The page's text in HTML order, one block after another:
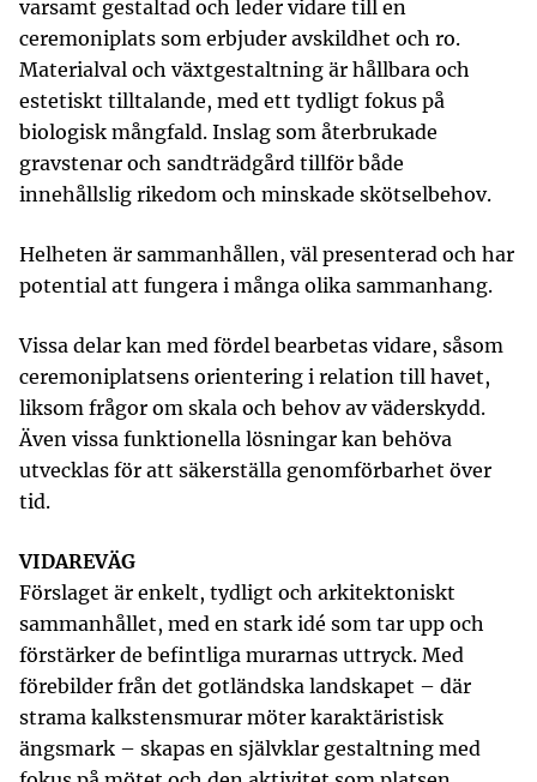
varsamt gestaltad och leder vidare till en
ceremoniplats som erbjuder avskildhet och ro.
Materialval och växtgestaltning är hållbara och
estetiskt tilltalande, med ett tydligt fokus på
biologisk mångfald. Inslag som återbrukade
gravstenar och sandträdgård tillför både
innehållslig rikedom och minskade skötselbehov.
Helheten är sammanhållen, väl presenterad och har
potential att fungera i många olika sammanhang.
Vissa delar kan med fördel bearbetas vidare, såsom
ceremoniplatsens orientering i relation till havet,
liksom frågor om skala och behov av väderskydd.
Även vissa funktionella lösningar kan behöva
utvecklas för att säkerställa genomförbarhet över
tid.
VIDAREVÄG
Förslaget är enkelt, tydligt och arkitektoniskt
sammanhållet, med en stark idé som tar upp och
förstärker de befintliga murarnas uttryck. Med
förebilder från det gotländska landskapet – där
strama kalkstensmurar möter karaktäristisk
ängsmark – skapas en självklar gestaltning med